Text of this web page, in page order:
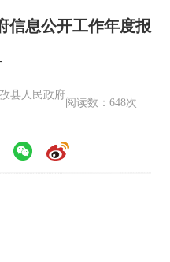
信息公开工作年度报
县人民政府
阅读数： 648次